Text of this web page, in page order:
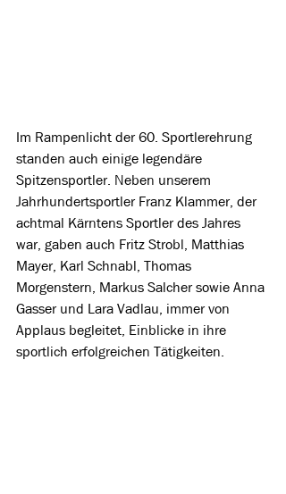
Im Rampenlicht der 60. Sportlerehrung
standen auch einige legendäre
Spitzensportler. Neben unserem
Jahrhundertsportler Franz Klammer, der
achtmal Kärntens Sportler des Jahres
war, gaben auch Fritz Strobl, Matthias
Mayer, Karl Schnabl, Thomas
Morgenstern, Markus Salcher sowie Anna
Gasser und Lara Vadlau, immer von
Applaus begleitet, Einblicke in ihre
sportlich erfolgreichen Tätigkeiten.